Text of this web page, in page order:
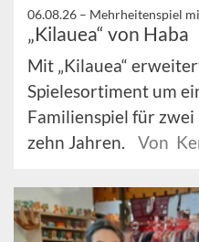
06.08.26 – Mehrheitenspiel
„Kilauea“ von Haba
Mit „Kilauea“
Spielesortiment um
Familienspiel für
zehn Jahren.
Von